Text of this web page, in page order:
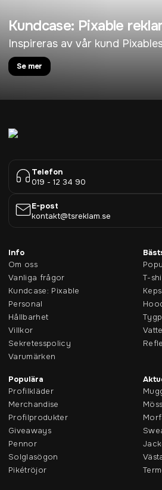
Kundcase: Pixable
Inspireras av vår kund
Se mer
Telefon
019 - 12 34 90
E-post
kontakt@tsreklam.se
Info
Om oss
Vanliga frågor
Kundcase: Pixable
Personal
Hållbarhet
Villkor
Sekretesspolicy
Varumärken
T-
Populära
Profilkläder
Merchandise
Profilprodukter
Giveaways
Pennor
Solglasögon
Pikétröjor